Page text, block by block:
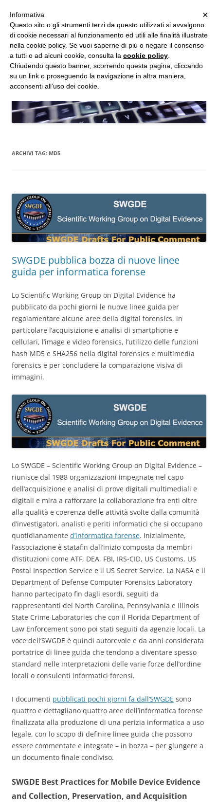
Vai
al
contenuto
Studio d'Informatica Forense
Perizie Informatiche Forensi, CTP e CTU in Processi Civili e Penali
ARCHIVI TAG: MD5
SWGDE pubblica bozza di nuove linee
guida per informatica forense
Lo Scientific Working Group on Digital Evidence ha
pubblicato da pochi giorni le nuove linee guida per
regolamentare alcune aree della digital forensics, in
particolare l’acquisizione e analisi di smartphone e
cellulari, l’image e video forensics, l’utilizzo delle funzioni
hash MD5 e SHA256 nella digital forensics e multimedia
forensics e per concludere la comparazione visiva di
immagini.
Lo SWGDE – Scientific Working Group on Digital Evidence –
riunisce dal 1988 organizzazioni impegnate nel capo
dell’acquisizione e analisi di prove digitali multimediali e
digitali e mira a rafforzare la collaborazione fra enti oltre
alla qualità e coerenza delle attività svolte dalla comunità
d’investigatori, analisti e periti informatici che si occupano
quotidianamente d’informatica forense. Inizialmente,
l’associazione è statafin dall’inizio composta da membri
d’istituzioni come ATF, DEA, FBI, IRS-CID, US Customs, US
Postal Inspection Service e il US Secret Service. La NASA e il
Department of Defense Computer Forensics Laboratory
hanno partecipato fin dagli esordi, seguiti da
rappresentanti del North Carolina, Pennsylvania e Illinois
State Crime Laboratories che con il Florida Department of
Law Enforcement sono poi stati seguiti da agenzie locali. La
voce dell’SWGDE è quindi autorevole e da anni considerata
portatrice di linee guida che tendono a diventare spesso
standard nelle interpretazioni delle varie forze dell’ordine
locali o consulenti informatici forensi.
I documenti pubblicati pochi giorni fa dall’SWGDE sono
quattro e dettagliano quattro aree dell’informatica forense
finalizzata alla produzione di una perizia informatica a uso
legale, con lo scopo di definire linee guida che possono
essere commentate e integrate – in bozza – per giungere a
un documento finale condiviso.
SWGDE Best Practices for Mobile Device Evidence
and Collection, Preservation, and Acquisition
MENU ×
Informativa
Questo sito o gli strumenti terzi da questo utilizzati si avvalgono
di cookie necessari al funzionamento ed utili alle finalità illustrate
nella cookie policy. Se vuoi saperne di più o negare il consenso
a tutti o ad alcuni cookie, consulta la cookie policy
Chiudendo questo banner, scorrendo questa pagina, cliccando
su un link o proseguendo la navigazione in altra maniera,
acconsenti all’uso dei cookie.